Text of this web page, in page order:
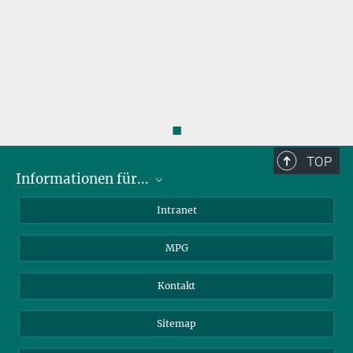
◼
TOP
Informationen für...
Studenten
Journalisten
Intranet
MPG
Kontakt
Sitemap